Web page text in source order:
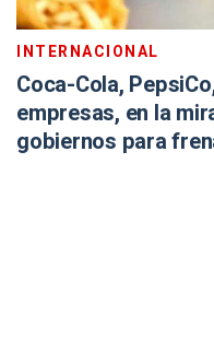
INTERNACIONAL
Coca-Cola,
empresas, en la
gobiernos para